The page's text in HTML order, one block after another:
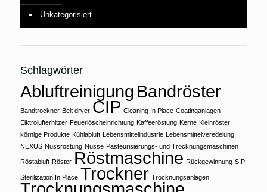
Unkategorisiert
Schlagwörter
Abluftreinigung Bandröster
Bandtrockner Belt dryer CIP Cleaning In Place Coatinganlagen
Elktrolufterhitzer Feuerlöscheinrichtung Kaffeeröstung Kerne Kleinröster
körnige Produkte Kühlabluft Lebensmittelindustrie Lebensmittelveredelung
NEXUS Nussröstung Nüsse Pasteurisierungs- und Trocknungsmaschinen
Röstabluft Röster Röstmaschine Rückgewinnung SIP
Sterilization In Place Trockner Trocknungsanlagen